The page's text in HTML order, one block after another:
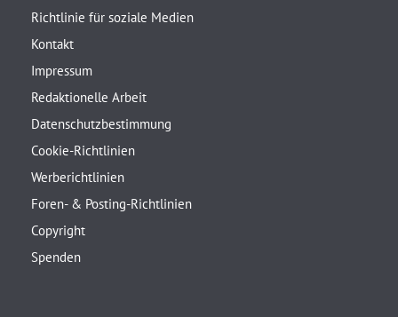
Richtlinie für soziale Medien
Kontakt
Impressum
Redaktionelle Arbeit
Datenschutzbestimmung
Cookie-Richtlinien
Werberichtlinien
Foren- & Posting-Richtlinien
Copyright
Spenden